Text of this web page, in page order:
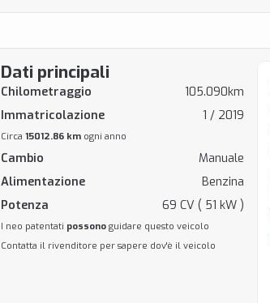
Dati principali
Chilometraggio
105.090km
Immatricolazione
1 / 2019
Circa 15012.86 kmogni anno
Cambio
Manuale
Alimentazione
Benzina
Potenza
69 CV ( 51 kW )
I neo patentati possonoguidare questo veicolo
Contatta il rivenditore per sapere dov'è il veicolo